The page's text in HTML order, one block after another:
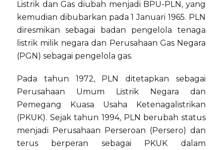
Listrik dan Gas diubah menjadi BPU-PLN, yang
kemudian dibubarkan pada 1 Januari 1965. PLN
diresmikan sebagai badan pengelola tenaga
listrik milik negara dan Perusahaan Gas Negara
(PGN) sebagai pengelola gas.
Pada tahun 1972, PLN ditetapkan sebagai
Perusahaan Umum Listrik Negara dan
Pemegang Kuasa Usaha Ketenagalistrikan
(PKUK). Sejak tahun 1994, PLN berubah status
menjadi Perusahaan Perseroan (Persero) dan
terus berperan sebagai PKUK dalam